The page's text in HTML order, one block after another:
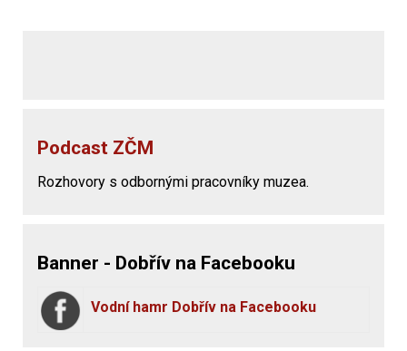
Podcast ZČM
Rozhovory s odbornými pracovníky muzea.
Banner - Dobřív na Facebooku
Vodní hamr Dobřív na Facebooku